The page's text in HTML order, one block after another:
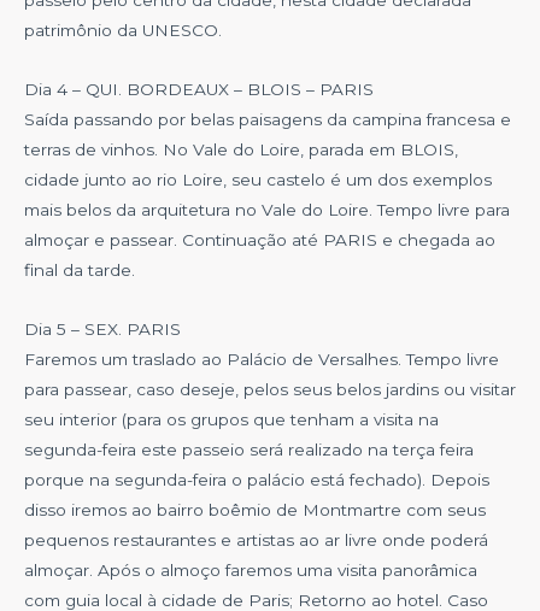
patrimônio da UNESCO.
Dia 4 – QUI. BORDEAUX – BLOIS – PARIS
Saída passando por belas paisagens da campina francesa e
terras de vinhos. No Vale do Loire, parada em BLOIS,
cidade junto ao rio Loire, seu castelo é um dos exemplos
mais belos da arquitetura no Vale do Loire. Tempo livre para
almoçar e passear. Continuação até PARIS e chegada ao
final da tarde.
Dia 5 – SEX. PARIS
Faremos um traslado ao Palácio de Versalhes. Tempo livre
para passear, caso deseje, pelos seus belos jardins ou visitar
seu interior (para os grupos que tenham a visita na
segunda-feira este passeio será realizado na terça feira
porque na segunda-feira o palácio está fechado). Depois
disso iremos ao bairro boêmio de Montmartre com seus
pequenos restaurantes e artistas ao ar livre onde poderá
almoçar. Após o almoço faremos uma visita panorâmica
com guia local à cidade de Paris; Retorno ao hotel. Caso